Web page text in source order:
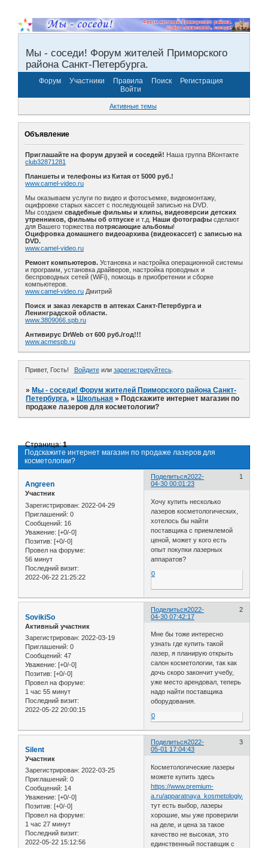
Мы - соседи! Форум жителей Приморского
района Санкт-Петербурга.
Форум Участники Правила Поиск
Регистрация
Войти
Активные темы
Объявление
Приглашайте на форум друзей и соседей! Наша группа ВКонтакте
club32871281
Планшеты и телефоны из Китая от 5000 руб.!
www.camel-video.ru
Мы оказываем услуги по видео и фотосъемке, видеомонтажу,
оцифровке старых кассет с последующей записью на DVD.
Мы создаем свадебные фильмы и клипы, видеоверсии детских
утренников, фильмы об отпуске и т.д. Наши фотографы сделают
для Вашего торжества потрясающие альбомы!
Оцифровка домашнего видеоархива (видеокассет) с записью на
DVD.
www.camel-video.ru
Ремонт компьютеров. Установка и настройка операционной системы
и программ, установка драйверов, настройка проводных и
беспроводных сетей (WiFi), помощь в приобретении и сборке
компьютеров.
www.camel-video.ru Дмитрий
Поиск и заказ лекарств в аптеках Санкт-Петербурга и
Ленинградской области.
www.3809066.spb.ru
Антивирус DrWeb от 600 руб./год!!!
www.acmespb.ru
Привет, Гость! Войдитеили зарегистрируйтесь.
» Мы - соседи! Форум жителей Приморского района Санкт-
Петербурга. » Школьная » Подскажите интернет магазин по
продаже лазеров для косметологии?
Подскажите интернет магазин по продаже лазеров для
косметологии?
Страница:1
Поделиться 1
2022-
04-30 00:01:23
Angreen
Участник
Зарегистрирован: 2022-04-29
Приглашений: 0
Сообщений: 16
Уважение: [+0/-0]
Позитив: [+0/-0]
Провел на форуме:
56 минут
Последний визит:
2022-06-22 21:25:22
Хочу купить несколько
лазеров косметологических,
хотелось бы найти
поставщика с приемлемой
ценой, может у кого есть
опыт покупки лазерных
аппаратов?
0
Поделиться 2
2022-
04-30 07:42:17
SovikiSo
Активный участник
Зарегистрирован: 2022-03-19
Приглашений: 0
Сообщений: 47
Уважение: [+0/-0]
Позитив: [+0/-0]
Провел на форуме:
1 час 55 минут
Последний визит:
2022-05-22 20:00:15
Мне бы тоже интересно
узнать где купить такой
лазер, я планирую открыть
салон косметологии, так как
дочь скоро закончит учебу,
уже место арендовал, теперь
надо найти поставщика
оборудования.
0
Поделиться 3
2022-
05-01 17:04:43
Silent
Участник
Зарегистрирован: 2022-03-25
Приглашений: 0
Сообщений: 14
Уважение: [+0/-0]
Позитив: [+0/-0]
Провел на форуме:
1 час 27 минут
Последний визит:
2022-05-22 15:12:56
Косметологические лазеры
можете купить здесь
https://www.premium-
a.ru/apparatnaya_kosmetologiya/m22/
тут есть выбор, лазеры
хорошие, мы уже проверили
на деле, и цена за такое
качество не высокая, это
единственный поставщик с